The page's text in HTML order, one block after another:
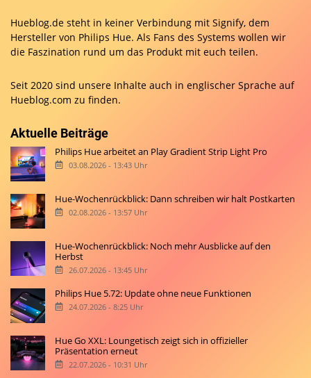
Hueblog.de steht in keiner Verbindung mit Signify, dem
Hersteller von Philips Hue. Als Fans des Systems wollen wir
die Faszination rund um das Produkt mit euch teilen.
Seit 2020 sind unsere Inhalte auch in englischer Sprache auf
Hueblog.com zu finden.
Aktuelle Beiträge
Philips Hue arbeitet an Play Gradient Strip Light Pro
03.08.2026 - 13:43 Uhr
Hue-Wochenrückblick: Dann schreiben wir halt Postkarten
02.08.2026 - 13:57 Uhr
Hue-Wochenrückblick: Noch mehr Ausblicke auf den
Herbst
26.07.2026 - 13:45 Uhr
Philips Hue 5.72: Update ohne neue Funktionen
24.07.2026 - 8:25 Uhr
Hue Go XXL: Loungetisch zeigt sich in offizieller
Präsentation erneut
22.07.2026 - 10:31 Uhr